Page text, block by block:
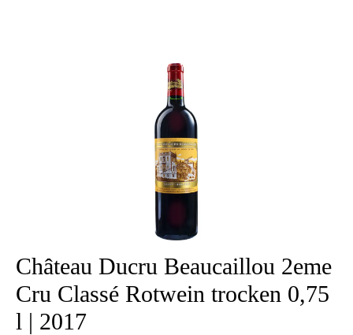
Bildergalerie überspringen
Château Ducru Beaucaillou 2eme
Cru Classé Rotwein trocken 0,75
l | 2017